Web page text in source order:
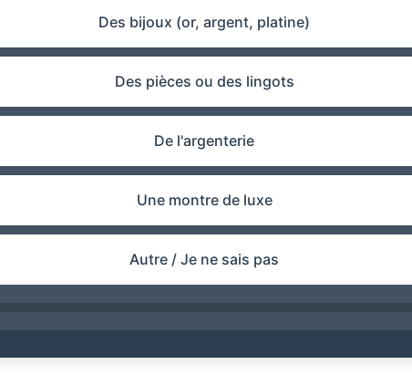
Des bijoux (or, argent, platine)
Des pièces ou des lingots
De l'argenterie
Une montre de luxe
Autre / Je ne sais pas